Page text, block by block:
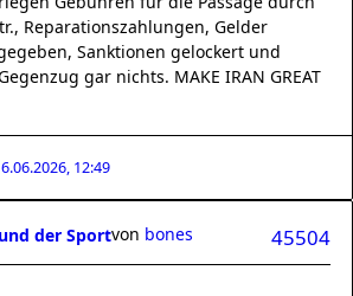
Reparationszahlungen, Gelder
Sanktionen gelockert und
gar nichts. MAKE IRAN GREAT
12:49
der Sport 45504
von bones